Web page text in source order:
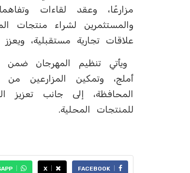
مزارعًا، وعقد لقاءات
والمستثمرين لشراء منتجات
علاقات تجارية مستقبلية،
ويأتي تنظيم المهرجان ضمن
أملج، وتمكين المزارعين من
المحافظة، إلى جانب تعزيز
للمنتجات المحلية.
FACEBOOK
X